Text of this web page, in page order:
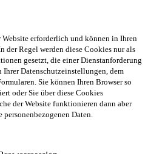
erforderlich und können in Ihren
der Regel werden diese Cookies nur als
gesetzt, die einer Dienstanforderung
Ihrer Datenschutzeinstellungen, dem
Sie können Ihren Browser so
oder Sie über diese Cookies
der Website funktionieren dann aber
Daten.